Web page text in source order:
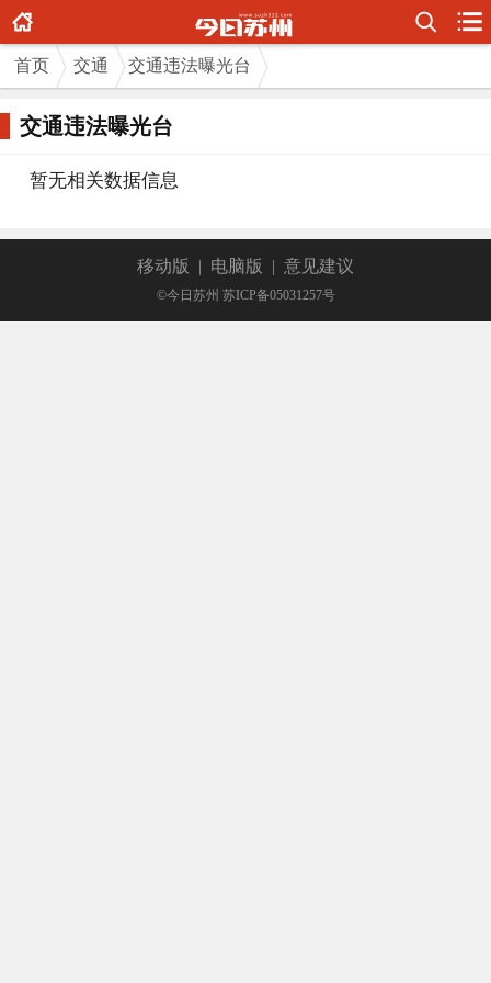
  
首页 交通 交通违法曝光台
交通违法曝光台
暂无相关数据信息
移动版 | 电脑版 | 意见建议
©今日苏州 苏ICP备05031257号